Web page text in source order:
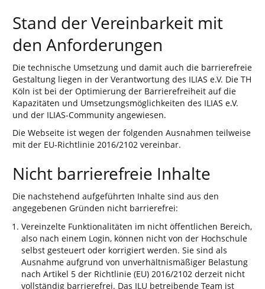
Stand der Vereinbarkeit mit
den Anforderungen
Die technische Umsetzung und damit auch die barrierefreie
Gestaltung liegen in der Verantwortung des ILIAS e.V. Die TH
Köln ist bei der Optimierung der Barrierefreiheit auf die
Kapazitäten und Umsetzungsmöglichkeiten des ILIAS e.V.
und der ILIAS-Community angewiesen.
Die Webseite ist wegen der folgenden Ausnahmen teilweise
mit der EU-Richtlinie 2016/2102 vereinbar.
Nicht barrierefreie Inhalte
Die nachstehend aufgeführten Inhalte sind aus den
angegebenen Gründen nicht barrierefrei:
Vereinzelte Funktionalitäten im nicht öffentlichen Bereich,
also nach einem Login, können nicht von der Hochschule
selbst gesteuert oder korrigiert werden. Sie sind als
Ausnahme aufgrund von unverhältnismäßiger Belastung
nach Artikel 5 der Richtlinie (EU) 2016/2102 derzeit nicht
vollständig barrierefrei. Das ILU betreibende Team ist